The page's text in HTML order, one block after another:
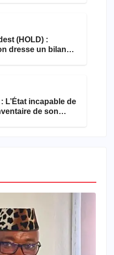
(HOLD) :
dresse un bilan
L’État incapable de
de son